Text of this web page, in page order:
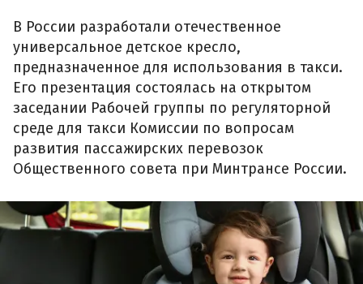
В России разработали отечественное
универсальное детское кресло,
предназначенное для использования в такси.
Его презентация состоялась на открытом
заседании Рабочей группы по регуляторной
среде для такси Комиссии по вопросам
развития пассажирских перевозок
Общественного совета при Минтрансе России.